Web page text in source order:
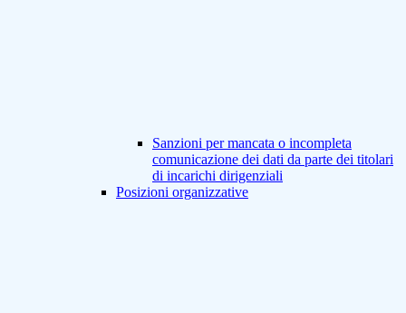
Sanzioni per mancata o incompleta
comunicazione dei dati da parte dei titolari
di incarichi dirigenziali
Posizioni organizzative